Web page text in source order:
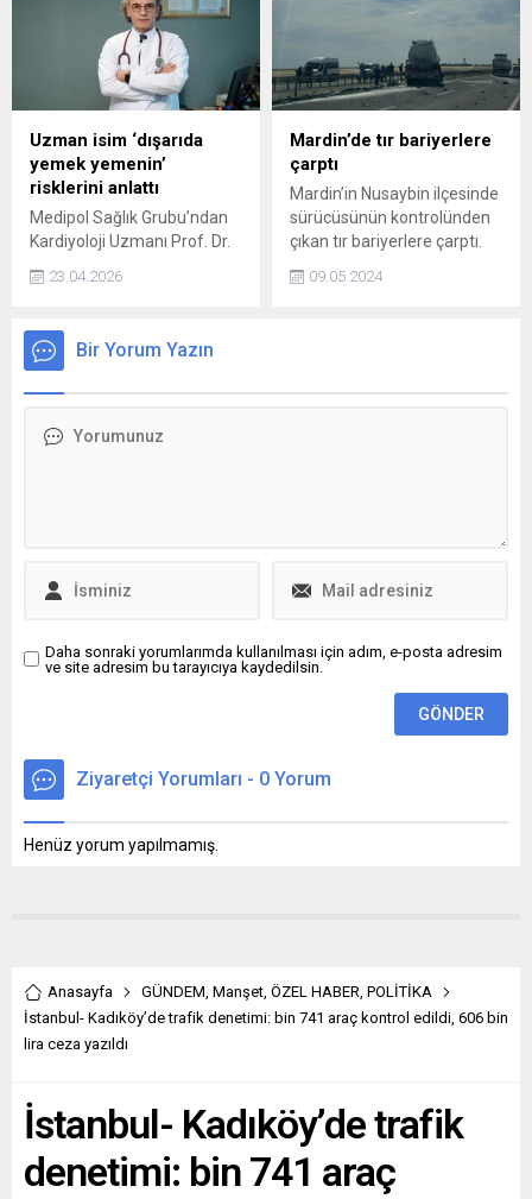
Trump, "Ukrayna’ya çok
ihtiyaç duydukları Patriotları
göndereceğiz" dedi.
nasıl kullanılır? Gelin hep
birlikte sandaloz sakızının
faydalarını öğrenelim!
Uzman isim ‘dışarıda
yemek yemenin’
risklerini anlattı
Medipol Sağlık Grubu’ndan
Kardiyoloji Uzmanı Prof. Dr.
kalp için işlenmiş gıdalardan
altını çizerek önemli
uyarılarda bulundu.
23.04.2026
Mardin’de tır bariyerlere
çarptı
Mardin’in Nusaybin ilçesinde
sürücüsünün kontrolünden
çıkan tır bariyerlere çarptı.
09.05.2024
Bir Yorum Yazın
Daha sonraki yorumlarımda kullanılması için adım, e-posta adresim
ve site adresim bu tarayıcıya kaydedilsin.
Ziyaretçi Yorumları - 0 Yorum
Henüz yorum yapılmamış.
Anasayfa GÜNDEM Manşet ÖZEL HABER POLİTİKA
İstanbul- Kadıköy’de trafik denetimi: bin 741 araç kontrol edildi, 606 bin
lira ceza yazıldı
İstanbul- Kadıköy’de trafik
denetimi: bin 741 araç